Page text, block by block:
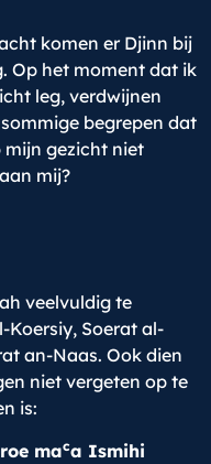
komen er Djinn bij
Op het moment dat ik
leg, verdwijnen
begrepen dat
mijn gezicht niet
mij?
veelvuldig te
Koersiy, Soerat al-
an-Naas. Ook dien
niet vergeten op te
is:
maca Ismihi